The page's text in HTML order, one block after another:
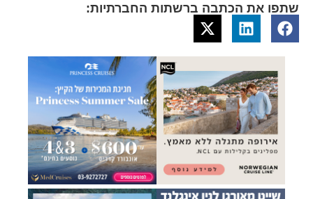
שתפו את הכתבה ברשתות החברתיות: